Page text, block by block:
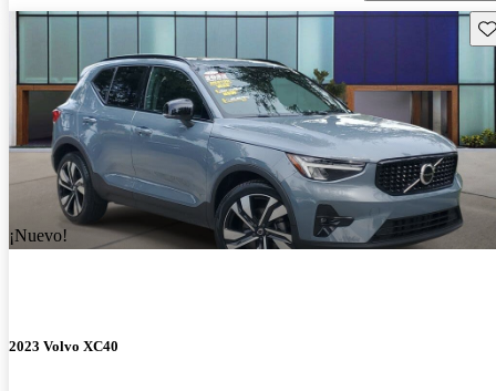
¡Nuevo!
2023 Volvo XC40